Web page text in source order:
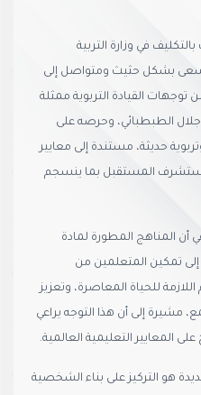
في وزارة التربية
تسعى بشكل حثيث ومتواصل إلى
توجهات القيادة التربوية ممثلة
الطبطبائي، وحرصه على
حديثة، مستندة إلى معايير
المستقبل بما ينسجم
المناهج المطورة لمادة
تمكين المتعلمين من
للحياة المعاصرة، وتعزيز
مشيرة إلى أن هذا التوجه يراعي
على المعايير التعليمية العالمية.
هو التركيز على بناء الشخصية